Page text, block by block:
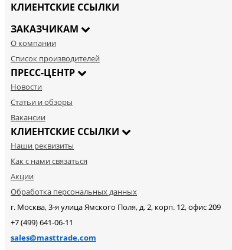
КЛИЕНТСКИЕ ССЫЛКИ
ЗАКАЗЧИКАМ
О компании
Список производителей
ПРЕСС-ЦЕНТР
Новости
Статьи и обзоры
Вакансии
КЛИЕНТСКИЕ ССЫЛКИ
Наши реквизиты
Как с нами связаться
Акции
Обработка персональных данных
г. Москва, 3-я улица Ямского Поля, д. 2, корп. 12, офис 209
+7 (499) 641-06-11
sales@masttrade.com